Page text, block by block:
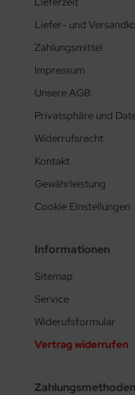
Liefer- und
Zahlungsmittel
Impressum
Unsere AGB
Privatsphäre und
Widerrufsrecht
Kontakt
Gewährleistung
Cookie Einstellungen
Informationen
Sitemap
Service
Widerufsformular
Vertrag widerrufen
Zahlungsmethoden